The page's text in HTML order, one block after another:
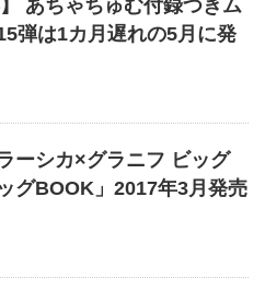
】 あちゃちゅむ付録つきム
弾は1カ月遅れの5月に発
ーシカ×グラニフ ビッグ
グBOOK」2017年3月発売